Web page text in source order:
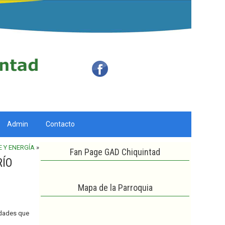
Admin Contacto
Y ENERGÍA »
que
Fan Page GAD Chiquintad
Mapa de la Parroquia